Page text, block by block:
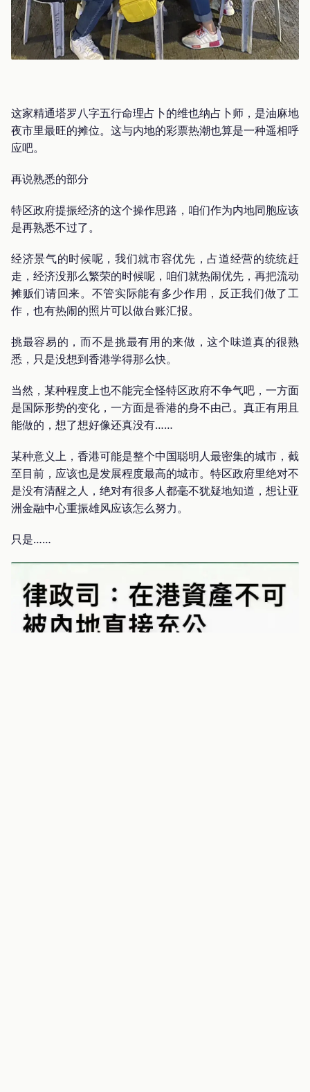
这家精通塔罗八字五行命理占卜的维也纳占卜师，是油麻地
夜市里最旺的摊位。这与内地的彩票热潮也算是一种遥相呼
应吧。
再说熟悉的部分
特区政府提振经济的这个操作思路，咱们作为内地同胞应该
是再熟悉不过了。
经济景气的时候呢，我们就市容优先，占道经营的统统赶
走，经济没那么繁荣的时候呢，咱们就热闹优先，再把流动
摊贩们请回来。不管实际能有多少作用，反正我们做了工
作，也有热闹的照片可以做台账汇报。
挑最容易的，而不是挑最有用的来做，这个味道真的很熟
悉，只是没想到香港学得那么快。
当然，某种程度上也不能完全怪特区政府不争气吧，一方面
是国际形势的变化，一方面是香港的身不由己。真正有用且
能做的，想了想好像还真没有……
某种意义上，香港可能是整个中国聪明人最密集的城市，截
至目前，应该也是发展程度最高的城市。特区政府里绝对不
是没有清醒之人，绝对有很多人都毫不犹疑地知道，想让亚
洲金融中心重振雄风应该怎么努力。
只是……